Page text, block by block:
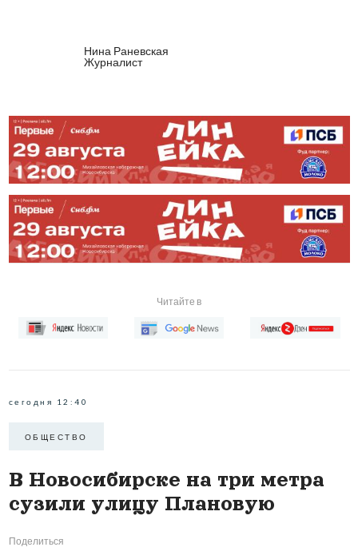
Нина Раневская
Журналист
Читайте в
сегодня 12:40
ОБЩЕСТВО
В Новосибирске на три метра
сузили улицу Плановую
Поделиться